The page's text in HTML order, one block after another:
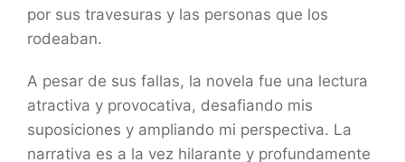
por sus travesuras y las personas que los
rodeaban.
A pesar de sus fallas, la novela fue una lectura
atractiva y provocativa, desafiando mis
suposiciones y ampliando mi perspectiva. La
narrativa es a la vez hilarante y profundamente